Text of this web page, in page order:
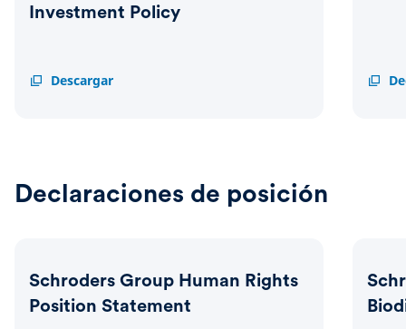
Investment Policy
Descargar
Schroders
Voting
Declaraciones de posición
Schroders Group Human Rights
Position Statement